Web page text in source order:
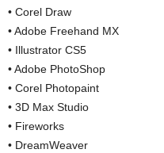
• Corel Draw
• Adobe Freehand MX
• Illustrator CS5
• Adobe PhotoShop
• Corel Photopaint
• 3D Max Studio
• Fireworks
• DreamWeaver